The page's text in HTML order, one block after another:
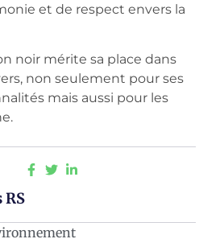
et de respect envers la
noir mérite sa place dans
non seulement pour ses
mais aussi pour les
RS